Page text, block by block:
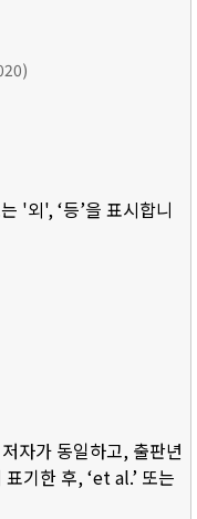
'외', ‘등’을 표시합니
자가 동일하고, 출판년
기한 후, ‘et al.’ 또는